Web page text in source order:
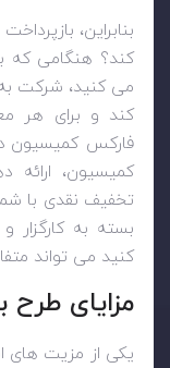
بنابراین،
کند؟ هنگامی که
می کنید، شرکت
کند و برای هر
فارکس کمیسیون
کمیسیون،
تخفیف نقدی با
بسته به کارگزار
کنید می تواند
مزایای طرح
یکی از مزیت های